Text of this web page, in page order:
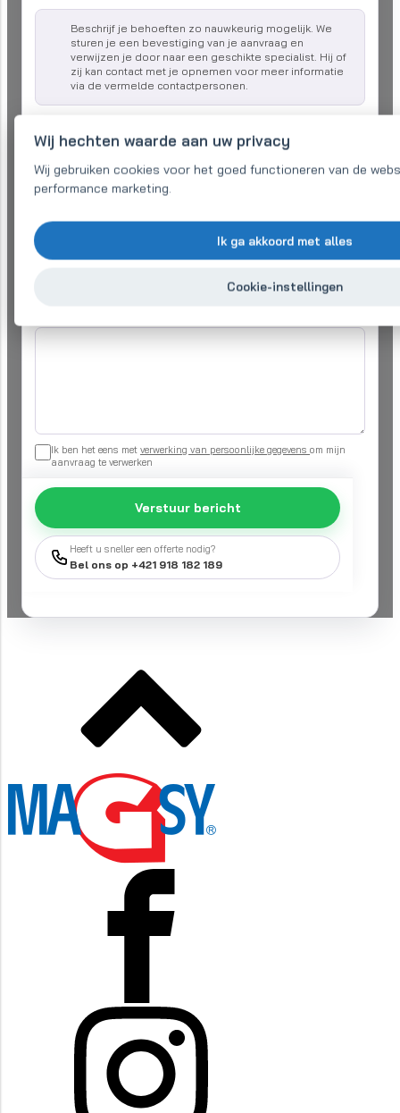
Beschrijf je behoeften zo nauwkeurig mogelijk. We
sturen je een bevestiging van je aanvraag en
verwijzen je door naar een geschikte specialist. Hij of
zij kan contact met je opnemen voor meer informatie
via de vermelde contactpersonen.
E-mail (verplicht)*
Telefoon:
Ik ben het eens met verwerking van persoonlijke gegevens om mijn
aanvraag te verwerken
Verstuur bericht
Heeft u sneller een offerte nodig?
Bel ons op +421 918 182 189
Wij hechten waarde aan uw privacy
Wij gebruiken cookies voor het goed functioneren van de
performance marketing.
Ik ga akkoord met alles
Cookie-instellingen